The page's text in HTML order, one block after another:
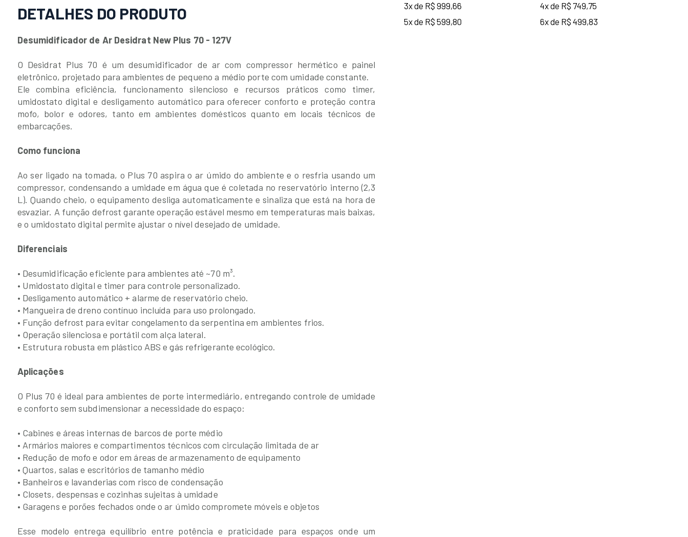
DETALHES DO PRODUTO
Desumidificador de Ar Desidrat New Plus 70 - 127V
O Desidrat Plus 70 é um desumidificador de ar com compressor hermético e painel
eletrônico, projetado para ambientes de pequeno a médio porte com umidade constante.
Ele combina eficiência, funcionamento silencioso e recursos práticos como timer,
umidostato digital e desligamento automático para oferecer conforto e proteção contra
mofo, bolor e odores, tanto em ambientes domésticos quanto em locais técnicos de
embarcações.
Como funciona
Ao ser ligado na tomada, o Plus 70 aspira o ar úmido do ambiente e o resfria usando um
compressor, condensando a umidade em água que é coletada no reservatório interno (2,3
L). Quando cheio, o equipamento desliga automaticamente e sinaliza que está na hora de
esvaziar. A função defrost garante operação estável mesmo em temperaturas mais baixas,
e o umidostato digital permite ajustar o nível desejado de umidade.
Diferenciais
• Desumidificação eficiente para ambientes até ~70 m³.
• Umidostato digital e timer para controle personalizado.
• Desligamento automático + alarme de reservatório cheio.
• Mangueira de dreno contínuo incluída para uso prolongado.
• Função defrost para evitar congelamento da serpentina em ambientes frios.
• Operação silenciosa e portátil com alça lateral.
• Estrutura robusta em plástico ABS e gás refrigerante ecológico.
Aplicações
O Plus 70 é ideal para ambientes de porte intermediário, entregando controle de umidade
e conforto sem subdimensionar a necessidade do espaço:
• Cabines e áreas internas de barcos de porte médio
• Armários maiores e compartimentos técnicos com circulação limitada de ar
• Redução de mofo e odor em áreas de armazenamento de equipamento
• Quartos, salas e escritórios de tamanho médio
• Banheiros e lavanderias com risco de condensação
• Closets, despensas e cozinhas sujeitas à umidade
• Garagens e porões fechados onde o ar úmido compromete móveis e objetos
Esse modelo entrega equilíbrio entre potência e praticidade para espaços onde um
3x de R$ 999,66
4x de R$ 749,75
5x de R$ 599,80
6x de R$ 499,83